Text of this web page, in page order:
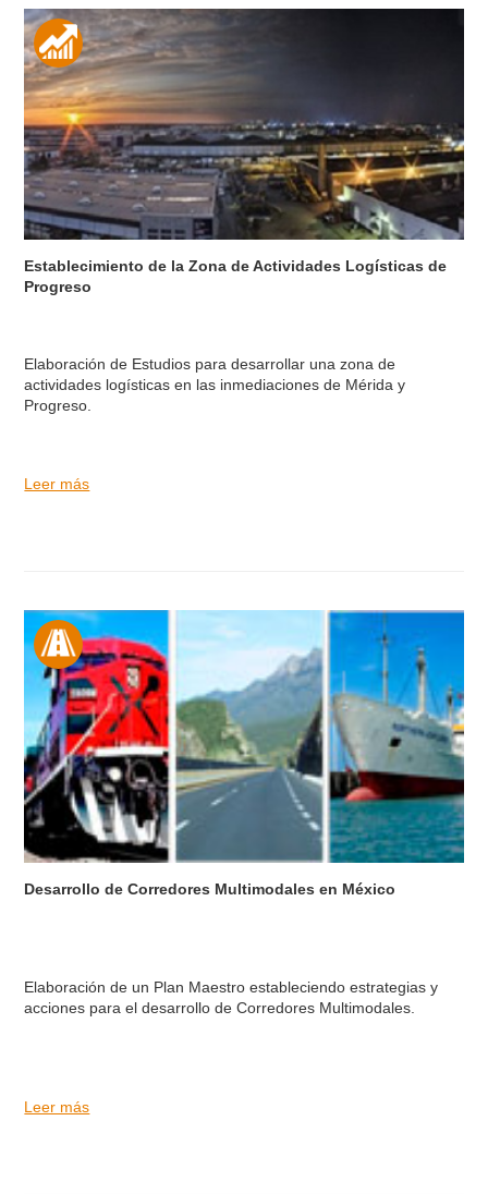
Establecimiento de la Zona de Actividades Logísticas de
Progreso
Elaboración de Estudios para desarrollar una zona de
actividades logísticas en las inmediaciones de Mérida y
Progreso.
Leer más
Desarrollo de Corredores Multimodales en México
Elaboración de un Plan Maestro estableciendo estrategias y
acciones para el desarrollo de Corredores Multimodales.
Leer más